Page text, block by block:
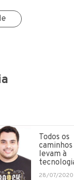
Todos os
caminhos
levam à
28/07/2020